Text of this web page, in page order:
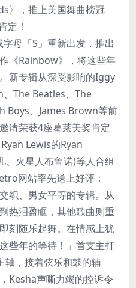
〉，推上美国舞曲榜冠
定！
母「S」重新出发，推出
《Rainbow》，将这些年
新专辑从深受影响的Iggy
The Beatles、The
Boys、James Brown等前
请荣获4座葛莱美奖肯定
Lewis的Ryan
火星人布鲁诺)等人合组
网站率先送上好评：
织、男女平等的专辑。从
热泪盈眶，其他歌曲则重
刻随乐起舞。在情感上犹
些年的等待！」首支主打
轴，接着弦乐和鼓的辅
Kesha声嘶力竭的控诉令